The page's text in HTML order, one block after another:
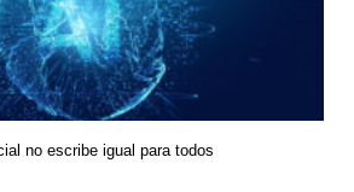
no escribe igual para todos